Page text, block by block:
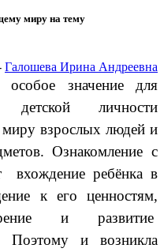
миру на тему
Галошева Ирина Андреевна
значение для
детской личности
взрослых людей и
Ознакомление с
вхождение ребёнка в
к его ценностям,
и развитие
Поэтому и возникла